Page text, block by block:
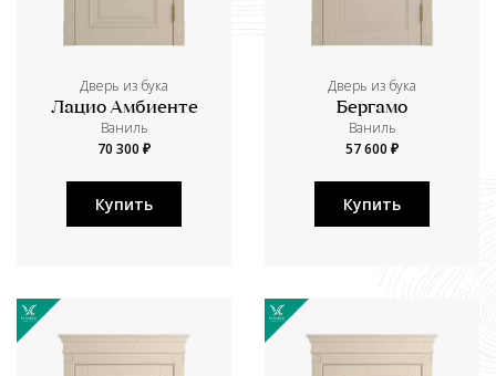
Дверь из бука
Лацио Амбиенте
Ваниль
70 300 ₽
Купить
Дверь из бука
Бергамо
Ваниль
57 600 ₽
Купить